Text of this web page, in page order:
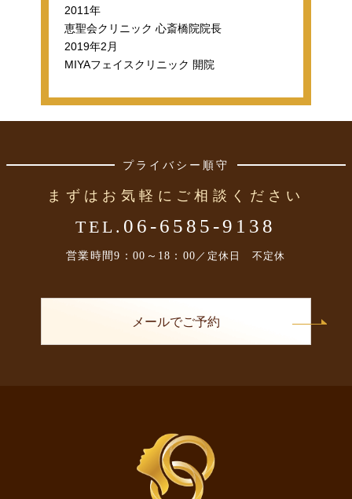
2011年
恵聖会クリニック 心斎橋院院長
2019年2月
MIYAフェイスクリニック 開院
プライバシー順守
まずはお気軽にご相談ください
TEL. 06-6585-9138
営業時間9：00～18：00 ／定休日 不定休
メールでご予約